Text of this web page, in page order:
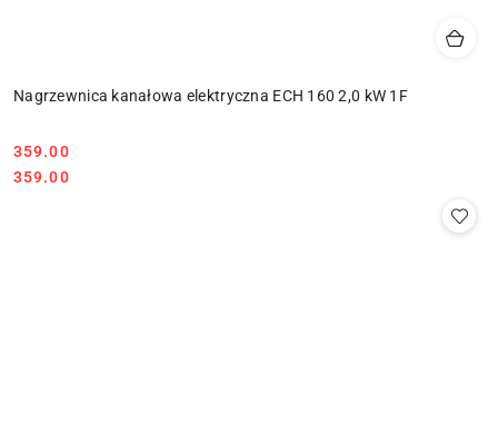
Nagrzewnica kanałowa elektryczna ECH 160 2,0 kW 1F
Cena:
359.00
Cena:
359.00